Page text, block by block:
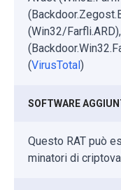
(Win32/
(VirusTotal )
SOFTWARE
Questo RAT può
minatori di